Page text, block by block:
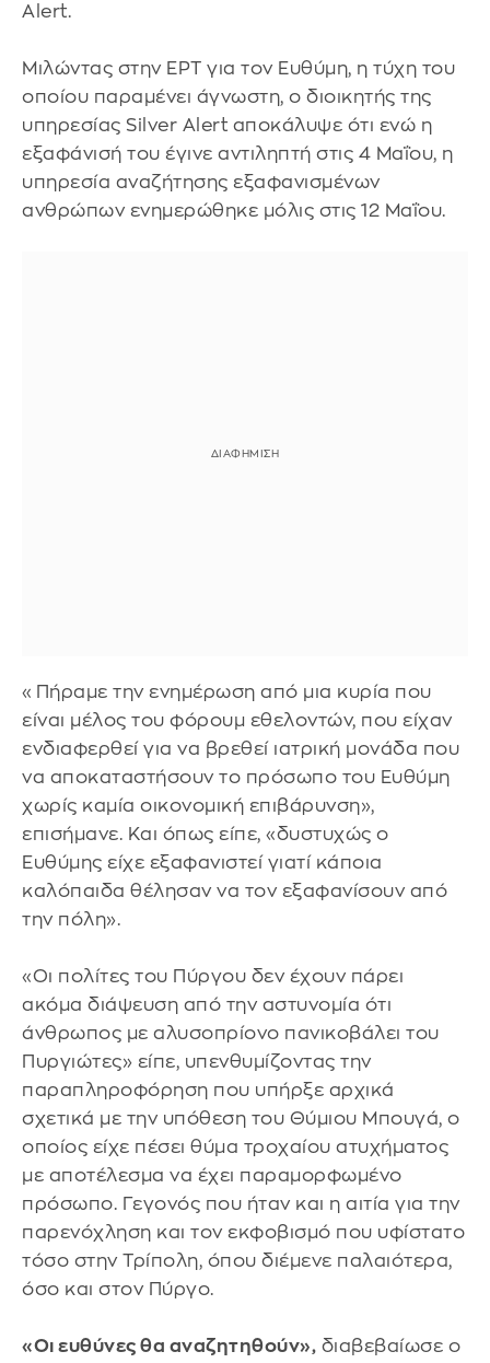
Alert.
Μιλώντας στην ΕΡΤ για τον Ευθύμη, η τύχη του
οποίου παραμένει άγνωστη, ο διοικητής της
υπηρεσίας Silver Alert αποκάλυψε ότι ενώ η
εξαφάνισή του έγινε αντιληπτή στις 4 Μαΐου, η
υπηρεσία αναζήτησης εξαφανισμένων
ανθρώπων ενημερώθηκε μόλις στις 12 Μαΐου.
«Πήραμε την ενημέρωση από μια κυρία που
είναι μέλος του φόρουμ εθελοντών, που είχαν
ενδιαφερθεί για να βρεθεί ιατρική μονάδα που
να αποκαταστήσουν το πρόσωπο του Ευθύμη
χωρίς καμία οικονομική επιβάρυνση»,
επισήμανε. Και όπως είπε, «δυστυχώς ο
Ευθύμης είχε εξαφανιστεί γιατί κάποια
καλόπαιδα θέλησαν να τον εξαφανίσουν από
την πόλη».
«Οι πολίτες του Πύργου δεν έχουν πάρει
ακόμα διάψευση από την αστυνομία ότι
άνθρωπος με αλυσοπρίονο πανικοβάλει του
Πυργιώτες» είπε, υπενθυμίζοντας την
παραπληροφόρηση που υπήρξε αρχικά
σχετικά με την υπόθεση του Θύμιου Μπουγά, ο
οποίος είχε πέσει θύμα τροχαίου ατυχήματος
με αποτέλεσμα να έχει παραμορφωμένο
πρόσωπο. Γεγονός που ήταν και η αιτία για την
παρενόχληση και τον εκφοβισμό που υφίστατο
τόσο στην Τρίπολη, όπου διέμενε παλαιότερα,
όσο και στον Πύργο.
«Οι ευθύνες θα αναζητηθούν», διαβεβαίωσε ο